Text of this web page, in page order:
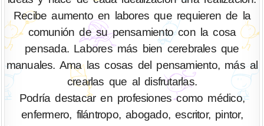
Recibe aumento en labores que requieren de la
comunión de su pensamiento con la cosa
pensada. Labores más bien cerebrales que
manuales. Ama las cosas del pensamiento, más al
crearlas que al disfrutarlas.
Podría destacar en profesiones como médico,
enfermero, filántropo, abogado, escritor, pintor,